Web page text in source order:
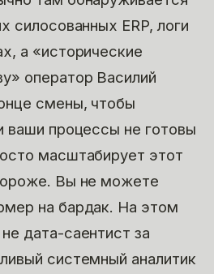
силосованных ERP, логи
а «исторические
оператор Василий
смены, чтобы
ваши процессы не готовы
масштабирует этот
Вы не можете
на бардак. На этом
дата-саентист за
системный аналитик